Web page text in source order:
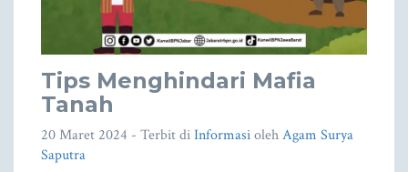
Tips Menghindari Mafia
Tanah
20 Maret 2024 - Terbit diInformasiolehAgam Surya
Saputra